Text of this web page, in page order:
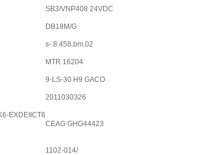
SB3/VNP408 24VDC
DB18M/G
s-.8.458.bm.02
MTR 16204
9-LS-30 H9 GACO
2011030326
EXDEIICT6
CEAG GHG44423
1102-014/